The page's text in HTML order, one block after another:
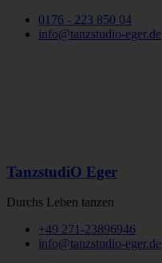
0176 - 223 850 04
info@tanzstudio-eger.de
TanzstudiO Eger
Durchs Leben tanzen
+49 271-23896946
info@tanzstudio-eger.de